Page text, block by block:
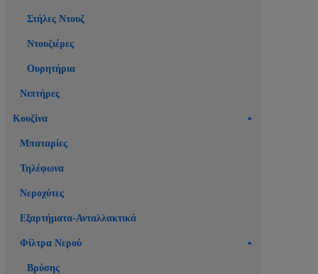
Στήλες Ντουζ
Ντουζιέρες
Ουρητήρια
Νιπτήρες
Κουζίνα
Μπαταρίες
Τηλέφωνα
Νεροχύτες
Εξαρτήματα-Ανταλλακτικά
Φίλτρα Νερού
Βρύσης